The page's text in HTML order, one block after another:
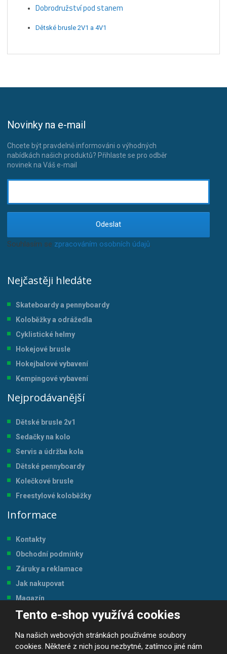
Tento e-shop využívá cookies
Na našich webových stránkách používáme soubory
cookies. Některé z nich jsou nezbytné, zatímco jiné nám
Dobrodružství pod stanem
Dětské brusle 2V1 a 4V1
Novinky na e-mail
Chcete být pravdelně informováni o výhodných
nabídkách našich produktů? Přihlaste se pro odběr
novinek na Váš e-mail
Odeslat
Souhlasím se zpracováním osobních údajů
Nejčastěji hledáte
Skateboardy a pennyboardy
Koloběžky a odrážedla
Cyklistické helmy
Hokejové brusle
Hokejbalové vybavení
Kempingové vybavení
Nejprodávanější
Dětské brusle 2v1
Sedačky na kolo
Servis a údržba kola
Dětské pennyboardy
Kolečkové brusle
Freestylové koloběžky
Informace
Kontakty
Obchodní podmínky
Záruky a reklamace
Jak nakupovat
Magazín
Tabulka velikostí